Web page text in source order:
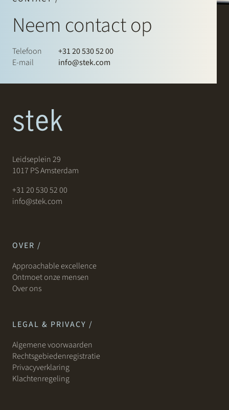
Neem contact op
Telefoon
+31 20 530 52 00
E-mail
info@stek.com
Leidseplein 29
1017 PS Amsterdam
+31 20 530 52 00
info@stek.com
OVER /
Approachable excellence
Ontmoet onze mensen
Over ons
LEGAL & PRIVACY /
Algemene voorwaarden
Rechtsgebiedenregistratie
Privacyverklaring
Klachtenregeling